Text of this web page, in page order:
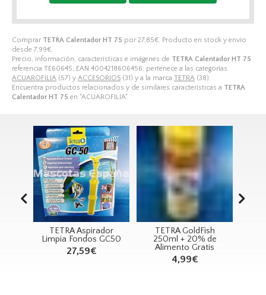
Comprar TETRA Calentador HT 75 por 27,85€ . Producto en stock y envío
desde 7,99€
Precio, información, características e imágenes de TETRA Calentador HT 75
referencia TE60645, EAN 4004218606456, pertenece a las categorías
ACUAROFILIA (57) y ACCESORIOS (31) y a la marca TETRA (38).
Encuentra productos relacionados y de similares características a TETRA
Calentador HT 75 en "ACUAROFILIA".
TETRA Aspirador
Limpia Fondos GC50
27,59€
TETRA GoldFish
250ml + 20% de
Alimento Gratis
4,99€